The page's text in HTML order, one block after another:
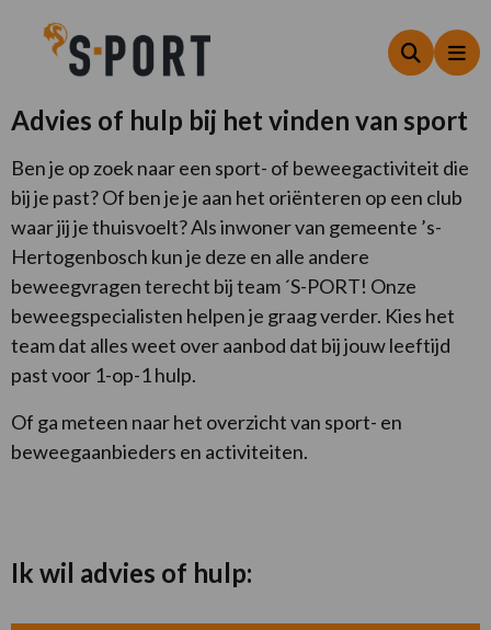
Zoeken
Advies of hulp bij het vinden van sport
Ben je op zoek naar een sport- of beweegactiviteit die
bij je past? Of ben je je aan het oriënteren op een club
waar jij je thuisvoelt? Als inwoner van gemeente ’s-
Hertogenbosch kun je deze en alle andere
beweegvragen terecht bij team ´S-PORT! Onze
beweegspecialisten helpen je graag verder. Kies het
team dat alles weet over aanbod dat bij jouw leeftijd
past voor 1-op-1 hulp.
Of ga meteen naar het overzicht van sport- en
beweegaanbieders en activiteiten.
Ik wil advies of hulp: